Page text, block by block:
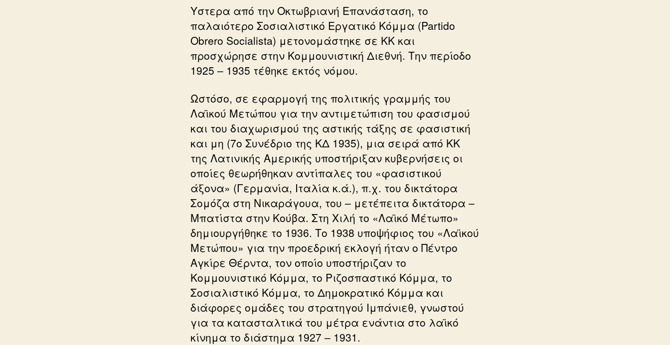
Υστερα από την Οκτωβριανή Επανάσταση, το
παλαιότερο Σοσιαλιστικό Εργατικό Κόμμα (Partido
Obrero Socialista) μετονομάστηκε σε ΚΚ και
προσχώρησε στην Κομμουνιστική Διεθνή. Την περίοδο
1925 – 1935 τέθηκε εκτός νόμου.
Ωστόσο, σε εφαρμογή της πολιτικής γραμμής του
Λαϊκού Μετώπου για την αντιμετώπιση του φασισμού
και του διαχωρισμού της αστικής τάξης σε φασιστική
και μη (7ο Συνέδριο της ΚΔ 1935), μια σειρά από ΚΚ
της Λατινικής Αμερικής υποστήριξαν κυβερνήσεις οι
οποίες θεωρήθηκαν αντίπαλες του «φασιστικού
άξονα» (Γερμανία, Ιταλία κ.ά.), π.χ. του δικτάτορα
Σομόζα στη Νικαράγουα, του – μετέπειτα δικτάτορα –
Μπατίστα στην Κούβα. Στη Χιλή το «Λαϊκό Μέτωπο»
δημιουργήθηκε το 1936. Το 1938 υποψήφιος του «Λαϊκού
Μετώπου» για την προεδρική εκλογή ήταν ο Πέντρο
Αγκίρε Θέρντα, τον οποίο υποστήριζαν το
Κομμουνιστικό Κόμμα, το Ριζοσπαστικό Κόμμα, το
Σοσιαλιστικό Κόμμα, το Δημοκρατικό Κόμμα και
διάφορες ομάδες του στρατηγού Ιμπάνιεθ, γνωστού
για τα κατασταλτικά του μέτρα ενάντια στο λαϊκό
κίνημα το διάστημα 1927 – 1931.